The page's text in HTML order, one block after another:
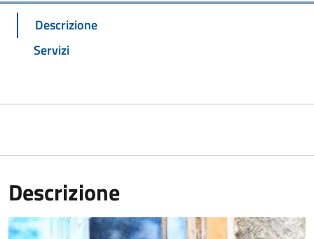
Descrizione
Servizi
Descrizione